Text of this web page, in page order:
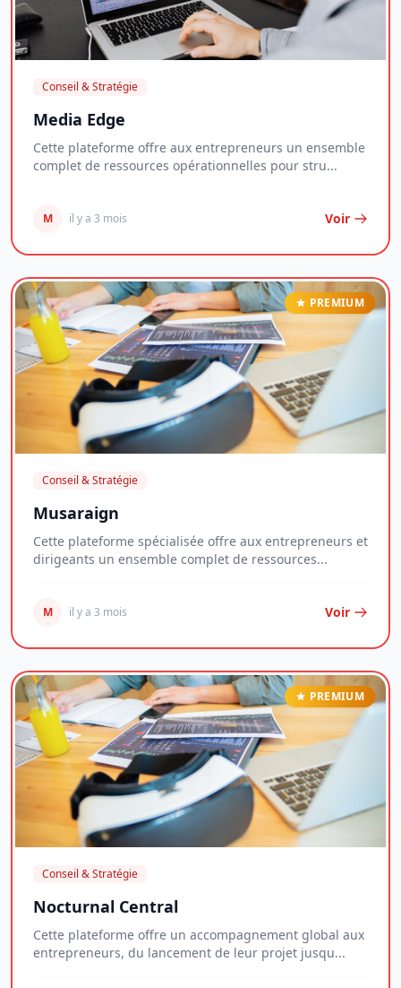
Conseil & Stratégie
Media Edge
Cette plateforme offre aux entrepreneurs un ensemble
complet de ressources opérationnelles pour stru...
M il y a 3 mois Voir
PREMIUM
Conseil & Stratégie
Musaraign
Cette plateforme spécialisée offre aux entrepreneurs et
dirigeants un ensemble complet de ressources...
M il y a 3 mois Voir
PREMIUM
Conseil & Stratégie
Nocturnal Central
Cette plateforme offre un accompagnement global aux
entrepreneurs, du lancement de leur projet jusqu...